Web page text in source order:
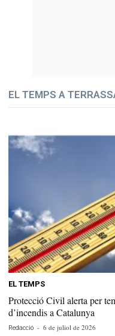
EL TEMPS A
EL TEMPS
Protecció Civil alerta per
d’incendis a Catalunya
Redacció - 6 de juliol de 2026